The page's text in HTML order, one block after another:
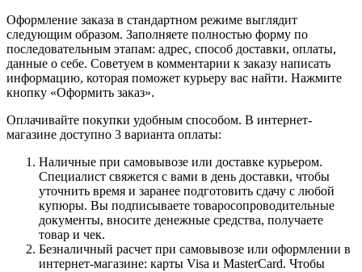
Оформление заказа в стандартном режиме выглядит
следующим образом. Заполняете полностью форму по
последовательным этапам: адрес, способ доставки, оплаты,
данные о себе. Советуем в комментарии к заказу написать
информацию, которая поможет курьеру вас найти. Нажмите
кнопку «Оформить заказ».
Оплачивайте покупки удобным способом. В интернет-
магазине доступно 3 варианта оплаты:
Наличные при самовывозе или доставке курьером.
Специалист свяжется с вами в день доставки, чтобы
уточнить время и заранее подготовить сдачу с любой
купюры. Вы подписываете товаросопроводительные
документы, вносите денежные средства, получаете
товар и чек.
Безналичный расчет при самовывозе или оформлении в
интернет-магазине: карты Visa и MasterCard. Чтобы